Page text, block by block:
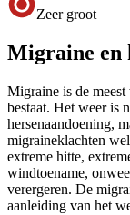
Zeer groot
Migraine en
Migraine is de meest
bestaat. Het weer is
hersenaandoening,
migraineklachten
extreme hitte,
windtoename,
verergeren. De
aanleiding van het